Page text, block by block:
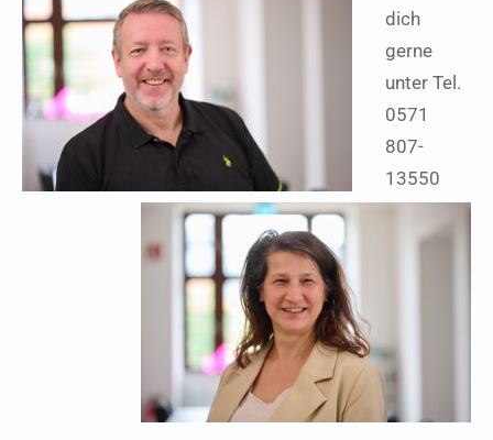
dich
gerne
unter Tel.
0571
807-
13550